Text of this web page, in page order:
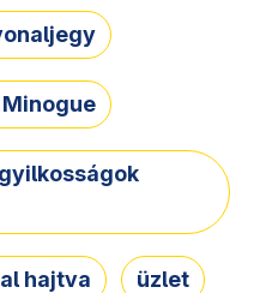
hajtva üzlet